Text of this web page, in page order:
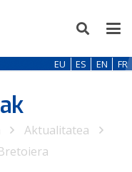
EU ES EN FR
Aktualitatea